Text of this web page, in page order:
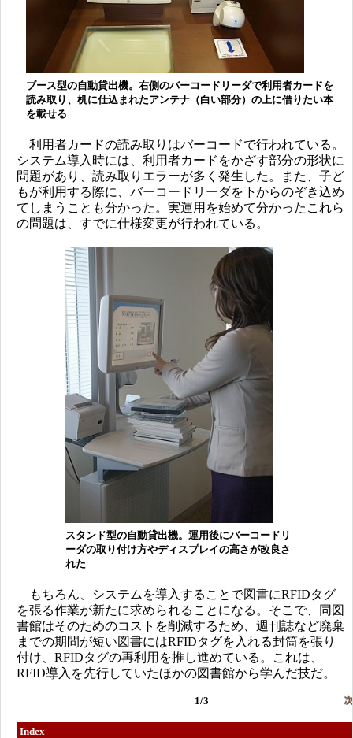
ブース型の自動貸出機。右側のバーコードリーダで利用者カードを
読み取り、机に仕込まれたアンテナ（白い部分）の上に借りたい本
を載せる
利用者カードの読み取りはバーコードで行われている。
システム導入時には、利用者カードをかざす部分の形状に
問題があり、読み取りエラーが多く発生した。また、子ど
もが利用する際に、バーコードリーダを下からのぞき込め
てしまうことも分かった。実運用を始めて分かったこれら
の問題は、すでに仕様変更が行われている。
スタンド型の自動貸出機。運用後にバーコードリ
ーダの取り付け方やディスプレイの高さが改良さ
れた
もちろん、システムを導入することで図書にRFIDタグ
を張る作業が新たに求められることになる。そこで、同図
書館はそのためのコストを削減するため、週刊誌など廃棄
までの期間が短い図書にはRFIDタグを入れる封筒を張り
付け、RFIDタグの再利用を推し進めている。これは、
RFID導入を先行していたほかの図書館から学んだ技だ。
1/3
Index